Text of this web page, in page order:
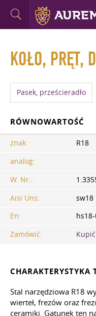
KOŁO, PRĘT,
Pasek, prześcieradło
RÓWNOWARTOŚĆ
znak:
R18
analog:
W. Nr.:
Aisi Uns:
sw18
En:
hs18-
Zamówić:
CHARAKTERYSTYKA
Stal narzędziowa R18
wierteł, frezów oraz
ceramiki. Gatunek ten